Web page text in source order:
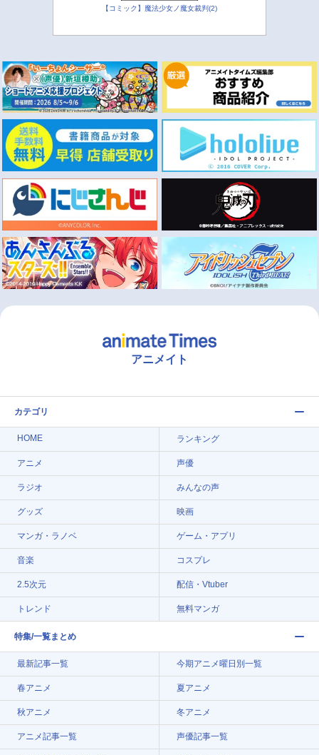
【コミック】魔法少女ノ魔女裁判(2)
アニメイト
カテゴリ
HOME ランキング
アニメ 声優
ラジオ みんなの声
グッズ 映画
マンガ・ラノベ ゲーム・アプリ
音楽 コスプレ
2.5次元 配信・Vtuber
トレンド 無料マンガ
特集/一覧まとめ
最新記事一覧 今期アニメ曜日別一覧
春アニメ 夏アニメ
秋アニメ 冬アニメ
アニメ記事一覧 声優記事一覧